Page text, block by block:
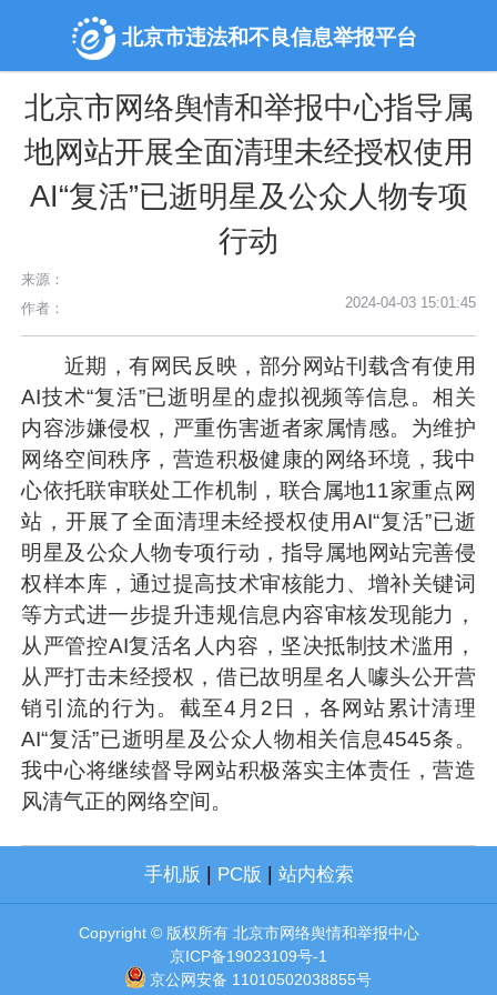
北京市违法和不良信息举报平台
北京市网络舆情和举报中心指导属
地网站开展全面清理未经授权使用
AI“复活”已逝明星及公众人物专项
行动
来源：
作者：
2024-04-03 15:01:45
近期，有网民反映，部分网站刊载含有使用
AI技术“复活”已逝明星的虚拟视频等信息。相关
内容涉嫌侵权，严重伤害逝者家属情感。为维护
网络空间秩序，营造积极健康的网络环境，我中
心依托联审联处工作机制，联合属地11家重点网
站，开展了全面清理未经授权使用AI“复活”已逝
明星及公众人物专项行动，指导属地网站完善侵
权样本库，通过提高技术审核能力、增补关键词
等方式进一步提升违规信息内容审核发现能力，
从严管控AI复活名人内容，坚决抵制技术滥用，
从严打击未经授权，借已故明星名人噱头公开营
销引流的行为。截至4月2日，各网站累计清理
AI“复活”已逝明星及公众人物相关信息4545条。
我中心将继续督导网站积极落实主体责任，营造
风清气正的网络空间。
手机版 PC版 站内检索
Copyright © 版权所有 北京市网络舆情和举报中心
京ICP备19023109号-1
京公网安备 11010502038855号